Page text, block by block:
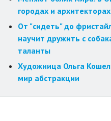
городах и архитекторах
От "сидеть" до
научит дружить с
таланты
Художница Ольга
мир абстракции